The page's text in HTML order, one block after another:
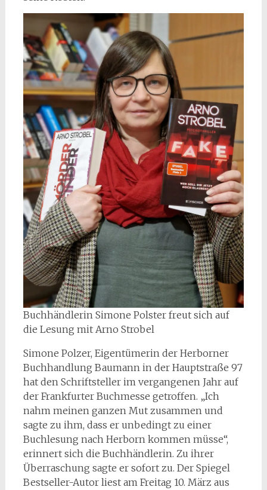
Buchhändlerin Simone Polster freut sich auf
die Lesung mit Arno Strobel
Simone Polzer, Eigentümerin der Herborner
Buchhandlung Baumann in der Hauptstraße 97
hat den Schriftsteller im vergangenen Jahr auf
der Frankfurter Buchmesse getroffen. „Ich
nahm meinen ganzen Mut zusammen und
sagte zu ihm, dass er unbedingt zu einer
Buchlesung nach Herborn kommen müsse“,
erinnert sich die Buchhändlerin. Zu ihrer
Überraschung sagte er sofort zu. Der Spiegel
Bestseller-Autor liest am Freitag 10. März aus